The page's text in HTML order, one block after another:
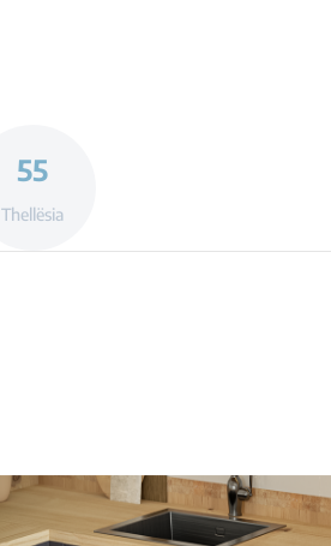
55
Thellësia